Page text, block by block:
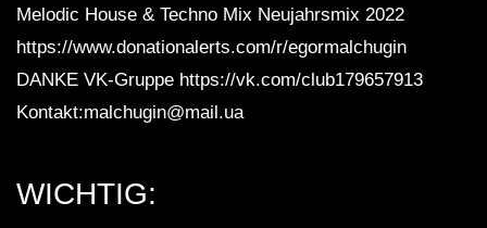
Melodic House & Techno Mix Neujahrsmix 2022
https://www.donationalerts.com/r/egormalchugin
DANKE VK-Gruppe https://vk.com/club179657913
Kontakt:malchugin@mail.ua
WICHTIG: